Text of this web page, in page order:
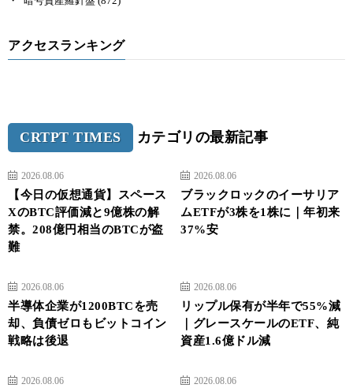
アクセスランキング
CRTPT TIMES カテゴリの最新記事
2026.08.06
【今日の仮想通貨】スペース
XのBTC評価減と9億株の解
禁。208億円相当のBTCが盗
難
2026.08.06
ブラックロックのイーサリア
ムETFが3株を1株に｜年初来
37%安
2026.08.06
半導体企業が1200BTCを売
却、負債ゼロもビットコイン
戦略は後退
2026.08.06
リップル保有が半年で55%減
｜グレースケールのETF、純
資産1.6億ドル減
2026.08.06 2026.08.06